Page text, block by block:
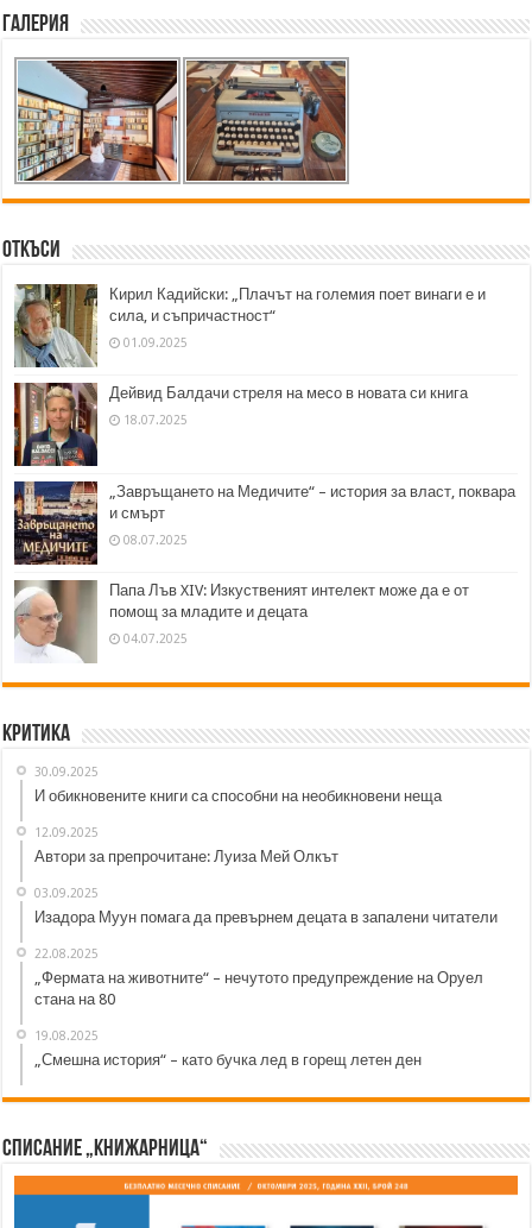
Галерия
Откъси
Кирил Кадийски: „Плачът на големия поет винаги е и
сила, и съпричастност“
01.09.2025
Дейвид Балдачи стреля на месо в новата си книга
18.07.2025
„Завръщането на Медичите“ – история за власт, поквара
и смърт
08.07.2025
Папа Лъв XIV: Изкуственият интелект може да е от
помощ за младите и децата
04.07.2025
Критика
30.09.2025
И обикновените книги са способни на необикновени неща
12.09.2025
Автори за препрочитане: Луиза Мей Олкът
03.09.2025
Изадора Муун помага да превърнем децата в запалени читатели
22.08.2025
„Фермата на животните“ – нечутото предупреждение на Оруел
стана на 80
19.08.2025
„Смешна история“ – като бучка лед в горещ летен ден
Списание „Книжарница“